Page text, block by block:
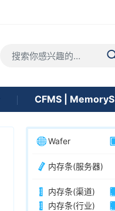
CFMS | MemoryS
Wafer
内存条(服务器)
内存条(渠道)
内存条(行业)